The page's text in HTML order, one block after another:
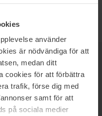
använder
är nödvändiga för att
medan ditt
cookies för att förbättra
trafik, förse dig med
samt för att
på sociala medier
JAKO PIERWSZY